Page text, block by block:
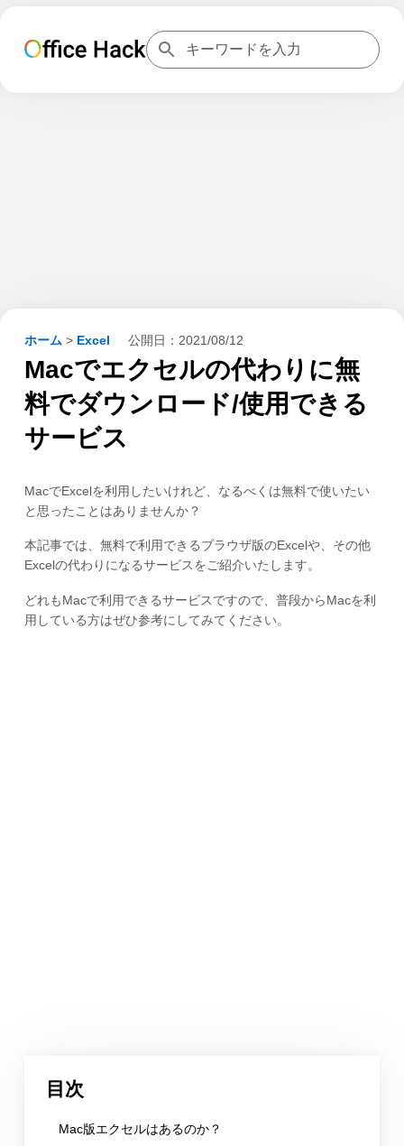
ホーム > Excel 公開日： 2021/08/12
Macでエクセルの代わりに無
料でダウンロード/使用できる
サービス
MacでExcelを利用したいけれど、なるべくは無料で使いたい
と思ったことはありませんか？
本記事では、無料で利用できるブラウザ版のExcelや、その他
Excelの代わりになるサービスをご紹介いたします。
どれもMacで利用できるサービスですので、普段からMacを利
用している方はぜひ参考にしてみてください。
目次
Mac版エクセルはあるのか？